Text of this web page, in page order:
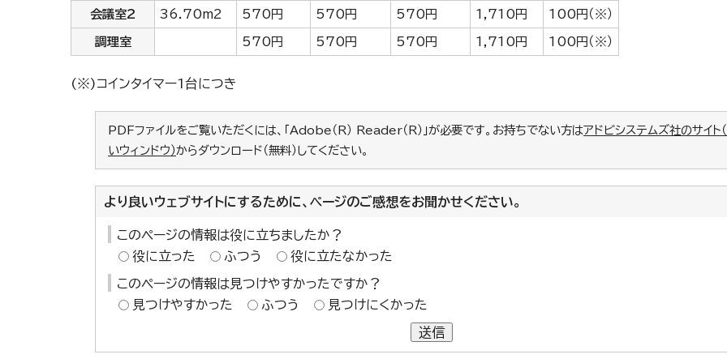
会議室2 36.70m2 570円 570円 570円 1,710円 100円（※）
調理室 570円 570円 570円 1,710円 100円（※）
(※)コインタイマー1台につき
PDFファイルをご覧いただくには、「Adobe（R） Reader（R）」が必要です。お持ちでない方はアドビシステムズ社のサイト
いウィンドウ）からダウンロード（無料）してください。
より良いウェブサイトにするために、ページのご感想をお聞かせください。
このページの情報は役に立ちましたか？
役に立った
ふつう 役に立たなかった
このページの情報は見つけやすかったですか？
見つけやすかった
ふつう 見つけにくかった
送信